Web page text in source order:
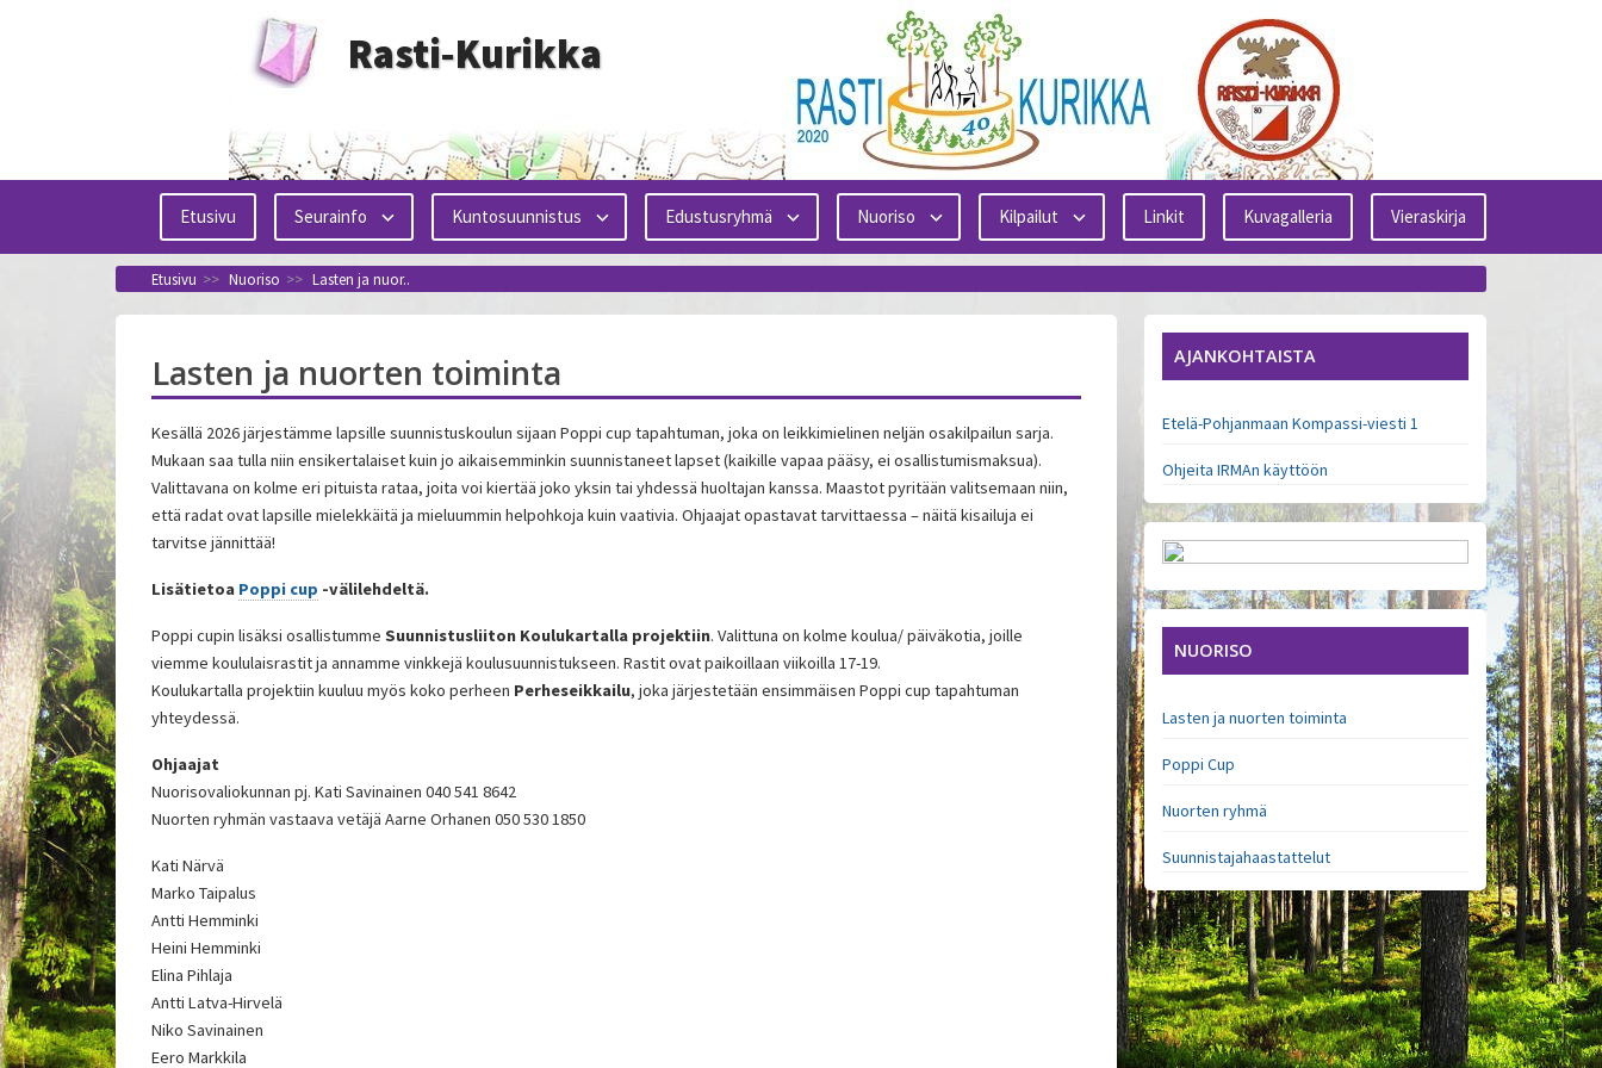
Rasti-Kurikka
Etusivu Seurainfo Kuntosuunnistus Edustusryhmä Nuoriso Kilpailut Linkit Kuvagalleria Vieraskirja
Etusivu >> Nuoriso >> Lasten ja nuor..
Lasten ja nuorten toiminta
Kesällä 2026 järjestämme lapsille suunnistuskoulun sijaan Poppi cup tapahtuman, joka on leikkimielinen neljän osakilpailun sarja.
Mukaan saa tulla niin ensikertalaiset kuin jo aikaisemminkin suunnistaneet lapset (kaikille vapaa pääsy, ei osallistumismaksua).
Valittavana on kolme eri pituista rataa, joita voi kiertää joko yksin tai yhdessä huoltajan kanssa. Maastot pyritään valitsemaan niin,
että radat ovat lapsille mielekkäitä ja mieluummin helpohkoja kuin vaativia. Ohjaajat opastavat tarvittaessa – näitä kisailuja ei
tarvitse jännittää!
Lisätietoa Poppi cup -välilehdeltä.
Poppi cupin lisäksi osallistumme Suunnistusliiton Koulukartalla projektiin. Valittuna on kolme koulua/ päiväkotia, joille
viemme koululaisrastit ja annamme vinkkejä koulusuunnistukseen. Rastit ovat paikoillaan viikoilla 17-19.
Koulukartalla projektiin kuuluu myös koko perheen Perheseikkailu, joka järjestetään ensimmäisen Poppi cup tapahtuman
yhteydessä.
Ohjaajat
Nuorisovaliokunnan pj. Kati Savinainen 040 541 8642
Nuorten ryhmän vastaava vetäjä Aarne Orhanen 050 530 1850
Kati Närvä
Marko Taipalus
Antti Hemminki
Heini Hemminki
Elina Pihlaja
Antti Latva-Hirvelä
Niko Savinainen
Eero Markkila
AJANKOHTAISTA
Etelä-Pohjanmaan Kompassi-viesti 1
Ohjeita IRMAn käyttöön
NUORISO
Lasten ja nuorten toiminta
Poppi Cup
Nuorten ryhmä
Suunnistajahaastattelut